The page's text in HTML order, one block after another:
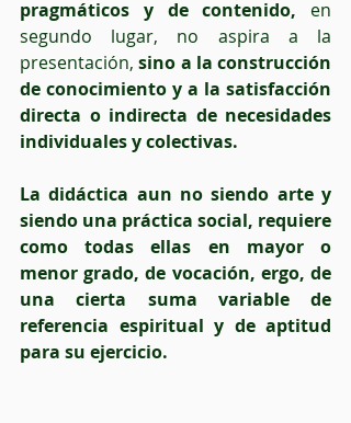
pragmáticos y de contenido, en
segundo lugar, no aspira a la
presentación, sino a la construcción
de conocimiento y a la satisfacción
directa o indirecta de necesidades
individuales y colectivas.
La didáctica aun no siendo arte y
siendo una práctica social, requiere
como todas ellas en mayor o
menor grado, de vocación, ergo, de
una cierta suma variable de
referencia espiritual y de aptitud
para su ejercicio.